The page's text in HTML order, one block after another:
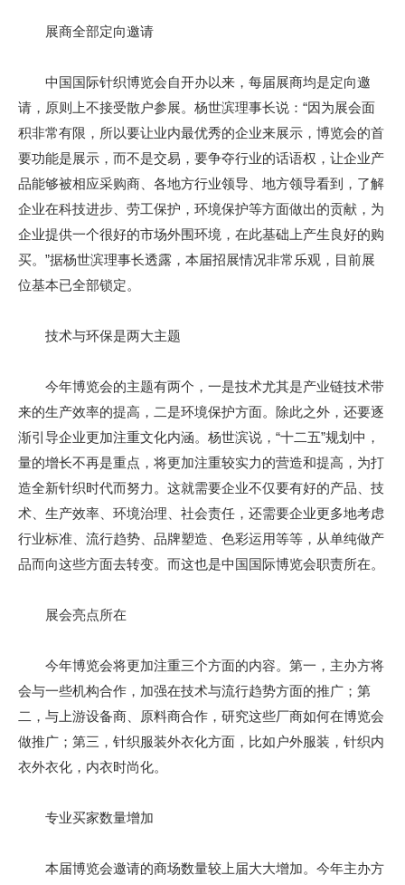
展商全部定向邀请
中国国际针织博览会自开办以来，每届展商均是定向邀
请，原则上不接受散户参展。杨世滨理事长说：“因为展会面
积非常有限，所以要让业内最优秀的企业来展示，博览会的首
要功能是展示，而不是交易，要争夺行业的话语权，让企业产
品能够被相应采购商、各地方行业领导、地方领导看到，了解
企业在科技进步、劳工保护，环境保护等方面做出的贡献，为
企业提供一个很好的市场外围环境，在此基础上产生良好的购
买。”据杨世滨理事长透露，本届招展情况非常乐观，目前展
位基本已全部锁定。
技术与环保是两大主题
今年博览会的主题有两个，一是技术尤其是产业链技术带
来的生产效率的提高，二是环境保护方面。除此之外，还要逐
渐引导企业更加注重文化内涵。杨世滨说，“十二五”规划中，
量的增长不再是重点，将更加注重较实力的营造和提高，为打
造全新针织时代而努力。这就需要企业不仅要有好的产品、技
术、生产效率、环境治理、社会责任，还需要企业更多地考虑
行业标准、流行趋势、品牌塑造、色彩运用等等，从单纯做产
品而向这些方面去转变。而这也是中国国际博览会职责所在。
展会亮点所在
今年博览会将更加注重三个方面的内容。第一，主办方将
会与一些机构合作，加强在技术与流行趋势方面的推广；第
二，与上游设备商、原料商合作，研究这些厂商如何在博览会
做推广；第三，针织服装外衣化方面，比如户外服装，针织内
衣外衣化，内衣时尚化。
专业买家数量增加
本届博览会邀请的商场数量较上届大大增加。今年主办方